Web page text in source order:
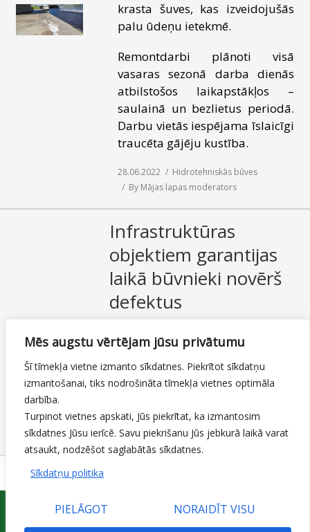
Mēs augstu vērtējam jūsu privātumu
Šī tīmekļa vietne izmanto sīkdatnes. Piekrītot sīkdatņu
izmantošanai, tiks nodrošināta tīmekļa vietnes optimāla
darbība.
Turpinot vietnes apskati, Jūs piekrītat, ka izmantosim
sīkdatnes Jūsu ierīcē. Savu piekrišanu Jūs jebkurā laikā varat
atsaukt, nodzēšot saglabātās sīkdatnes.
Sīkdatņu politika
PIELĀGOT NORAIDĪT VISU
krasta šuves, kas izveidojušās
palu ūdeņu ietekmē.
Remontdarbi plānoti visā
vasaras sezonā darba dienās
atbilstošos laikapstākļos –
saulainā un bezlietus periodā.
Darbu vietās iespējama īslaicīgi
traucēta gājēju kustība.
28.06.2022
Hidrotehniskās būves
By Mājas lapas moderators
Infrastruktūras
objektiem garantijas
laikā būvnieki novērš
defektus
Ielas, ietves un veloceliņi,Ietves izbūve
Miera ielas tilts,Neretas, Prohorova un
Garozas ielu pārbūve,Satiksmes ielas
Smiltnieku ielas pārbūve
ByMājas lapas moderators